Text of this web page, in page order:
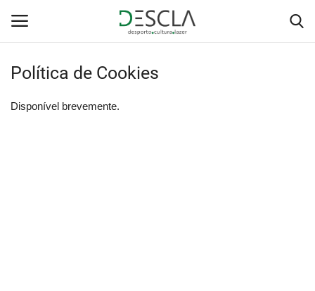
Login Registar
Política de Cookies
Disponível brevemente.